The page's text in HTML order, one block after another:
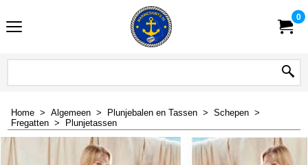
0
Home > Algemeen > Plunjebalen en Tassen > Schepen >
Fregatten > Plunjetassen